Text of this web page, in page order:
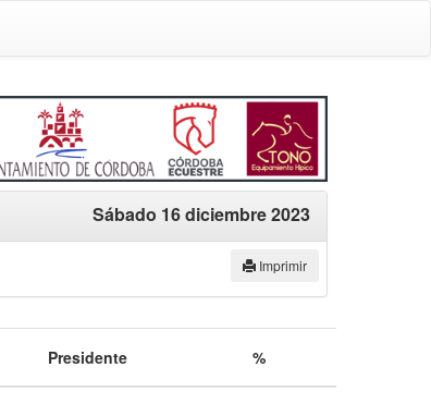
Sábado 16 diciembre 2023
Imprimir
Presidente %